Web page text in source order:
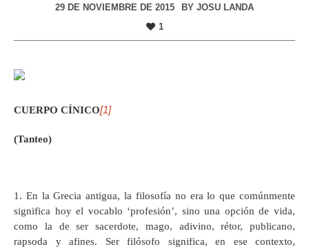
29 DE NOVIEMBRE DE 2015 BY JOSU LANDA
1
CUERPO CÍNICO[1]
(Tanteo)
1. En la Grecia antigua, la filosofía no era lo que comúnmente
significa hoy el vocablo ‘profesión’, sino una opción de vida,
como la de ser sacerdote, mago, adivino, rétor, publicano,
rapsoda y afines. Ser filósofo significa, en ese contexto,